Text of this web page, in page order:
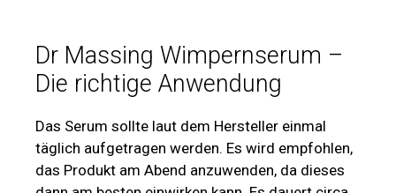
Dr Massing Wimpernserum –
Die richtige Anwendung
Das Serum sollte laut dem Hersteller einmal
täglich aufgetragen werden. Es wird empfohlen,
das Produkt am Abend anzuwenden, da dieses